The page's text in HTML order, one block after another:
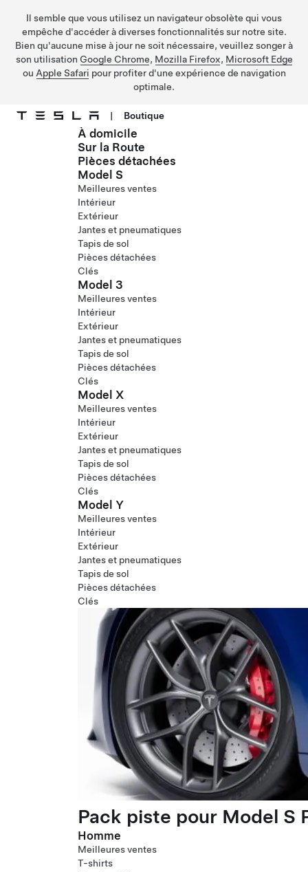
Il semble que vous utilisez un navigateur obsolète qui vous
empêche d'accéder à diverses fonctionnalités sur notre site.
Bien qu'aucune mise à jour ne soit nécessaire, veuillez songer à
son utilisation Google Chrome, Mozilla Firefox, Microsoft Edge
ou Apple Safari pour profiter d'une expérience de navigation
optimale.
Passer au contenu principal
| Boutique
À domicile
Sur la Route
Pièces détachées
Model S
Meilleures ventes
Intérieur
Extérieur
Jantes et pneumatiques
Tapis de sol
Pièces détachées
Clés
Model 3
Meilleures ventes
Intérieur
Extérieur
Jantes et pneumatiques
Tapis de sol
Pièces détachées
Clés
Model X
Meilleures ventes
Intérieur
Extérieur
Jantes et pneumatiques
Tapis de sol
Pièces détachées
Clés
Model Y
Meilleures ventes
Intérieur
Extérieur
Jantes et pneumatiques
Tapis de sol
Pièces détachées
Clés
Pack piste pour Model S
Homme
Meilleures ventes
T-shirts